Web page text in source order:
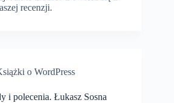
recenzji.
o WordPress
i polecenia. Łukasz Sosna